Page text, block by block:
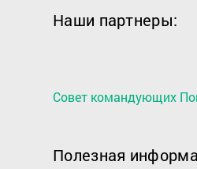
Наши партнеры:
Совет командующих
Полезная